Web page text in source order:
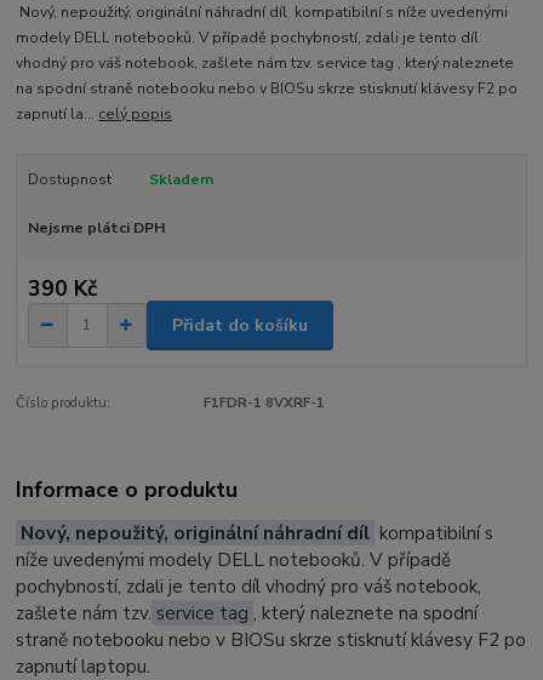
Nový, nepoužitý, originální náhradní díl kompatibilní s níže uvedenými
modely DELL notebooků. V případě pochybností, zdali je tento díl
vhodný pro váš notebook, zašlete nám tzv. service tag , který naleznete
na spodní straně notebooku nebo v BIOSu skrze stisknutí klávesy F2 po
zapnutí la... celý popis
Dostupnost Skladem
Nejsme plátci DPH
390 Kč
Přidat do košíku
Číslo produktu: F1FDR-1 8VXRF-1
Informace o produktu
Nový, nepoužitý, originální náhradní díl kompatibilní s
níže uvedenými modely DELL notebooků. V případě
pochybností, zdali je tento díl vhodný pro váš notebook,
zašlete nám tzv. service tag , který naleznete na spodní
straně notebooku nebo v BIOSu skrze stisknutí klávesy F2 po
zapnutí laptopu.